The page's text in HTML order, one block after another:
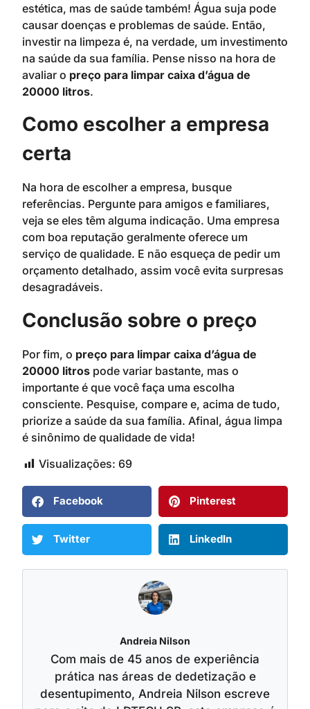
estética, mas de saúde também! Água suja pode
causar doenças e problemas de saúde. Então,
investir na limpeza é, na verdade, um investimento
na saúde da sua família. Pense nisso na hora de
avaliar o preço para limpar caixa d’água de
20000 litros.
Como escolher a empresa
certa
Na hora de escolher a empresa, busque
referências. Pergunte para amigos e familiares,
veja se eles têm alguma indicação. Uma empresa
com boa reputação geralmente oferece um
serviço de qualidade. E não esqueça de pedir um
orçamento detalhado, assim você evita surpresas
desagradáveis.
Conclusão sobre o preço
Por fim, o preço para limpar caixa d’água de
20000 litros pode variar bastante, mas o
importante é que você faça uma escolha
consciente. Pesquise, compare e, acima de tudo,
priorize a saúde da sua família. Afinal, água limpa
é sinônimo de qualidade de vida!
Visualizações: 69
Facebook Pinterest
Twitter LinkedIn
Andreia Nilson
Com mais de 45 anos de experiência
prática nas áreas de dedetização e
desentupimento, Andreia Nilson escreve